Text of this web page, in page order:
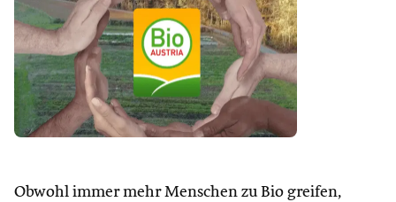
Obwohl immer mehr Menschen zu Bio greifen,